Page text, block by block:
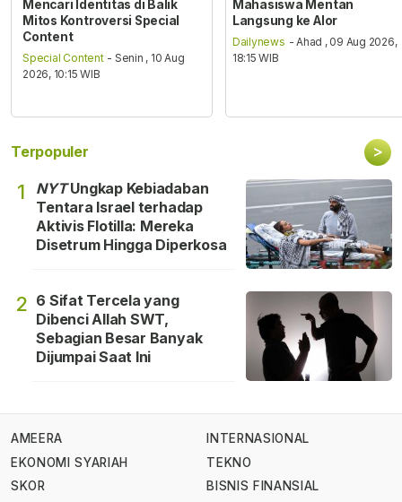
Mencari Identitas di Balik
Mitos Kontroversi Special
Content
Special Content - Senin , 10 Aug
2026, 10:15 WIB
Mahasiswa Mentan
Langsung ke Alor
Dailynews - Ahad , 09 Aug 2026,
18:15 WIB
Terpopuler >
1 NYTUngkap Kebiadaban
Tentara Israel terhadap
Aktivis Flotilla: Mereka
Disetrum Hingga Diperkosa
2 6 Sifat Tercela yang
Dibenci Allah SWT,
Sebagian Besar Banyak
Dijumpai Saat Ini
AMEERA
EKONOMI SYARIAH
SKOR
INTERNASIONAL
TEKNO
BISNIS FINANSIAL